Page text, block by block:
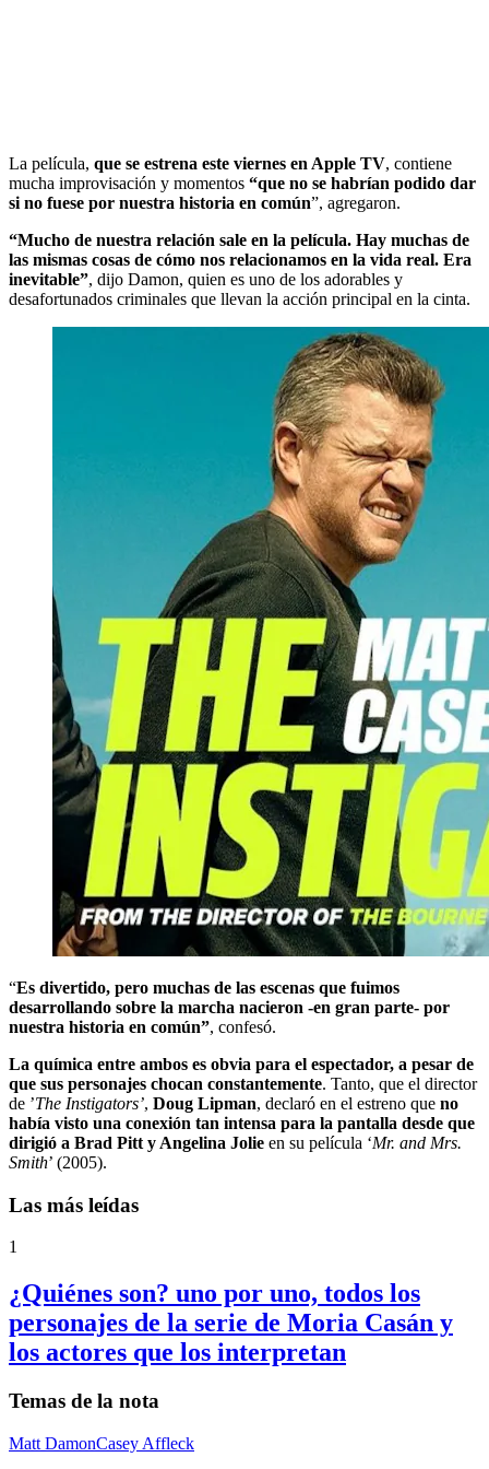
La película, que se estrena este viernes en Apple TV, contiene
mucha improvisación y momentos “que no se habrían podido dar
si no fuese por nuestra historia en común”, agregaron.
“Mucho de nuestra relación sale en la película. Hay muchas de
las mismas cosas de cómo nos relacionamos en la vida real. Era
inevitable”, dijo Damon, quien es uno de los adorables y
desafortunados criminales que llevan la acción principal en la cinta.
“Es divertido, pero muchas de las escenas que fuimos
desarrollando sobre la marcha nacieron -en gran parte- por
nuestra historia en común”, confesó.
La química entre ambos es obvia para el espectador, a pesar de
que sus personajes chocan constantemente. Tanto, que el director
de ’The Instigators’, Doug Lipman, declaró en el estreno que no
había visto una conexión tan intensa para la pantalla desde que
dirigió a Brad Pitt y Angelina Jolie en su película ‘Mr. and Mrs.
Smith’ (2005).
Las más leídas
1
¿Quiénes son? uno por uno, todos los
personajes de la serie de Moria Casán y
los actores que los interpretan
Temas de la nota
Matt DamonCasey Affleck